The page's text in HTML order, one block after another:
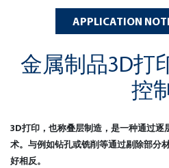
APPLICATION
金属制品3D打
控
3D打印，也称叠层制造，是一种通过逐
术。与例如钻孔或铣削等通过剔除部分
好相反。